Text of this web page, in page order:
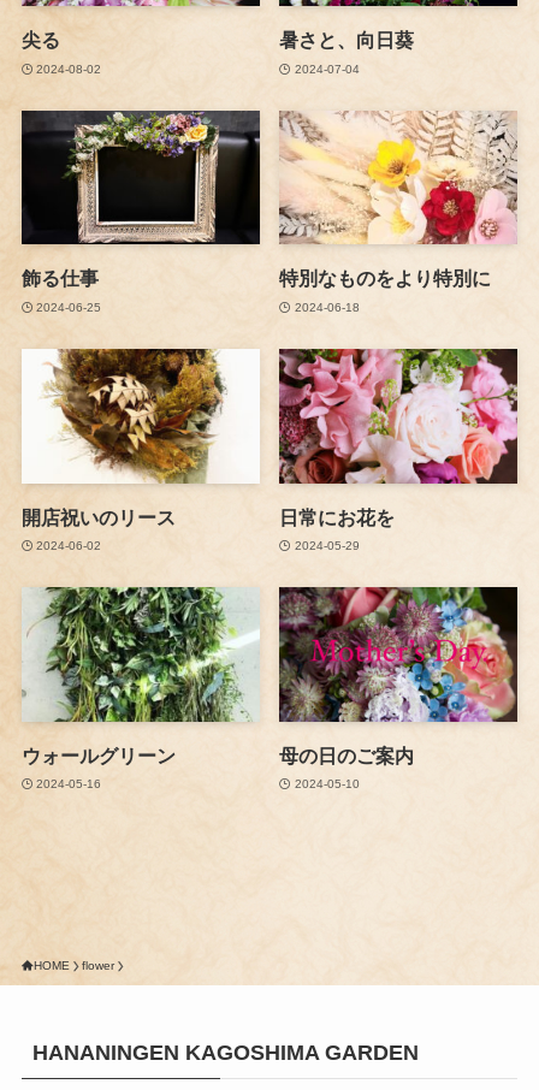
尖る
2024-08-02
暑さと、向日葵
2024-07-04
飾る仕事
2024-06-25
特別なものをより特別に
2024-06-18
開店祝いのリース
2024-06-02
日常にお花を
2024-05-29
ウォールグリーン
2024-05-16
母の日のご案内
2024-05-10
HOME flower
HANANINGEN KAGOSHIMA GARDEN